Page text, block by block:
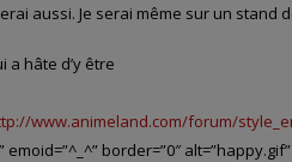
aussi. Je serai même sur un
a hâte d’y être
www.animeland.com/forum/
emoid=”^_^” border=”0″